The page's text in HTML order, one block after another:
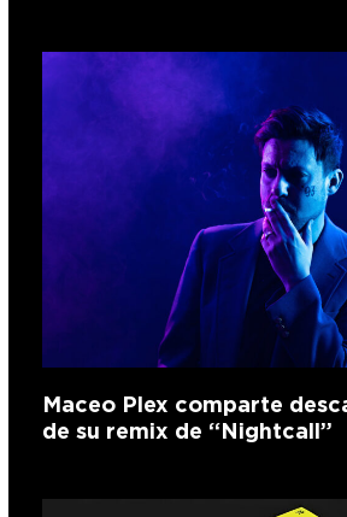
Maceo Plex comparte
de su remix de “Nightcall”